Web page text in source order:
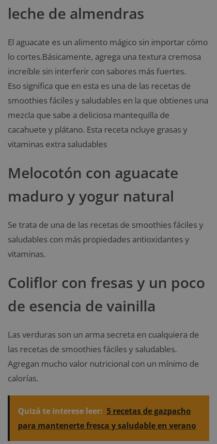
leche de almendras
El aguacate es un alimento mágico sin importar cómo
lo cortes.Básicamente, agrega una textura cremosa
increíble sin interferir con sabores más fuertes.
Eso significa que en esta es una de las recetas de
smoothies fáciles y saludables en la que obtienes una
mezcla que sabe a deliciosa mantequilla de
cacahuete y plátano. Esta receta ncluye grasas y
vitaminas extra saludables
Melocotón con aguacate
maduro y yogur natural
Se trata de una de las recetas de smoothies fáciles y
saludables con más propiedades antioxidantes y
vitaminas.
Coliflor con fresas y un poco
de esencia de vainilla
Las verduras son un arma secreta en cualquiera de
las recetas de smoothies fáciles y saludables.
Agregan mucho valor nutricional con un mínimo de
calorías.
Quizá te interese leer: 5 recetas de gazpacho
para mantenerte fresca y saludable en verano